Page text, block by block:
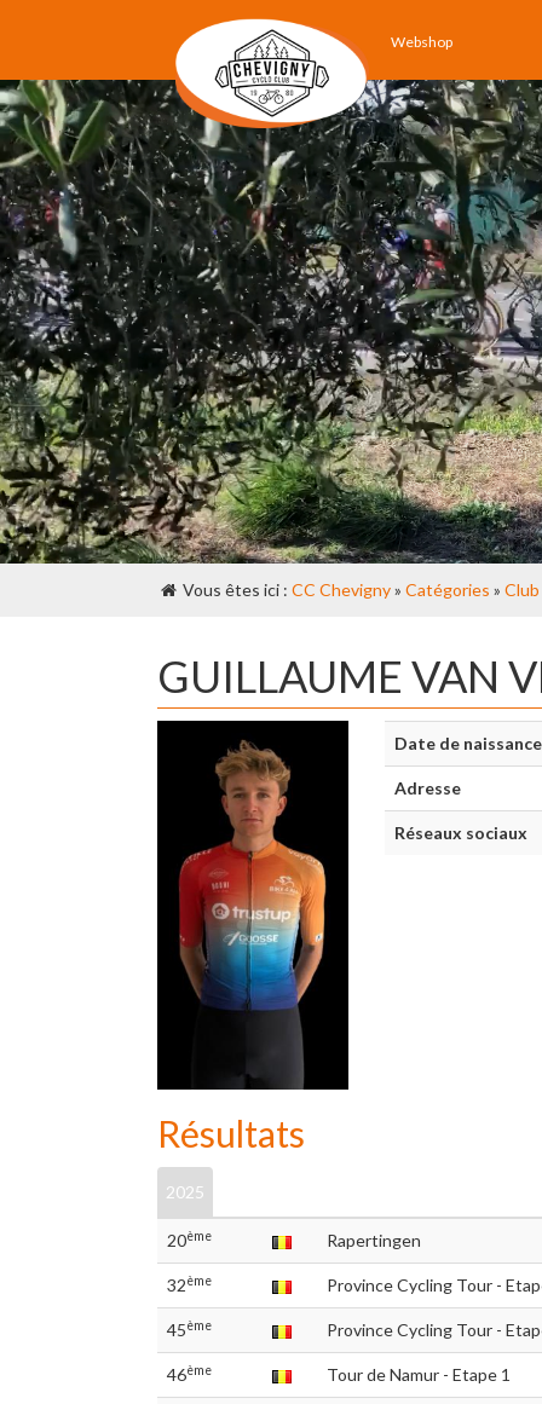
Webshop
Vous êtes ici : CC Chevigny» Catégories » Club
GUILLAUME VAN
Date de naissance
Adresse
Réseaux sociaux
Résultats
2025
20ème Rapertingen
32ème Province Cycling Tour -
45ème Province Cycling Tour -
46ème Tour de Namur - Etape 1